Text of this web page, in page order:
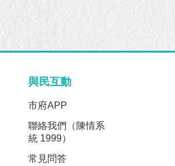
與民互動
市府APP
聯絡我們（陳情系
統 1999）
常見問答